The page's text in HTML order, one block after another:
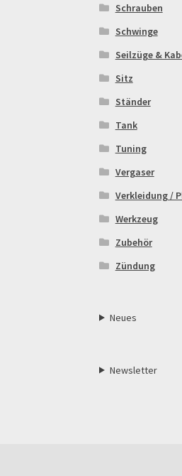
Schrauben
Schwinge
Seilzüge &
Sitz
Ständer
Tank
Tuning
Vergaser
Verkleidung /
Werkzeug
Zubehör
Zündung
Neues
Newsletter